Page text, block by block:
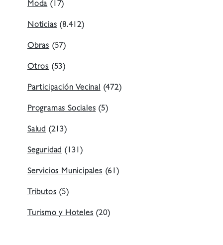
Moda(17)
Noticias(8.412)
Obras (57)
Otros (53)
Participación Vecinal(472)
Programas Sociales(5)
Salud (213)
Seguridad(131)
Servicios Municipales(61)
Tributos(5)
Turismo y Hoteles(20)